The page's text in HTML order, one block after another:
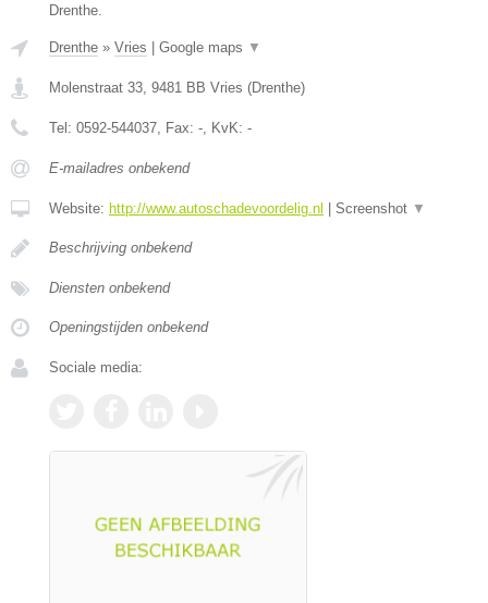
Drenthe.
Drenthe » Vries Google maps ▼
Molenstraat 33 9481 BB Vries (Drenthe)
Tel: 0592-544037 , Fax: - , KvK: -
E-mailadres onbekend
Website: http://www.autoschadevoordelig.nl Screenshot ▼
Beschrijving onbekend
Diensten onbekend
Openingstijden onbekend
Sociale media: